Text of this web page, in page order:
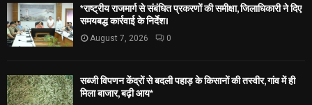
*राष्ट्रीय राजमार्ग से संबंधित प्रकरणों की समीक्षा, जिलाधिकारी ने दिए
समयबद्ध कार्रवाई के निर्देश।
August 7, 2026 0
सब्जी विपणन केंद्रों से बदली पहाड़ के किसानों की तस्वीर, गांव में ही
मिला बाजार, बढ़ी आय*